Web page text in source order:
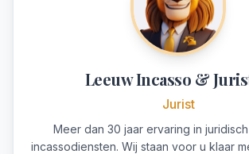
Leeuw Incasso &
Jurist
Meer dan 30 jaar ervaring in
incassodiensten. Wij staan voor u klaar